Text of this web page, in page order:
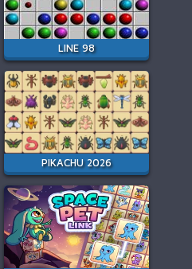
LINE 98
PIKACHU 2026